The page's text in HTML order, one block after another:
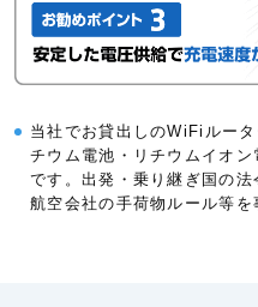
当社でお貸出しのWiFiルー
チウム電池・リチウムイオ
です。出発・乗り継ぎ国の法
航空会社の手荷物ルール等を